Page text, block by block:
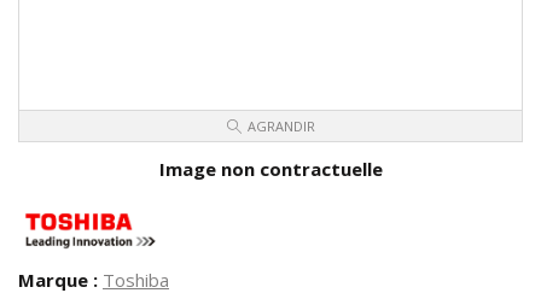
AGRANDIR
Image non contractuelle
Marque : Toshiba